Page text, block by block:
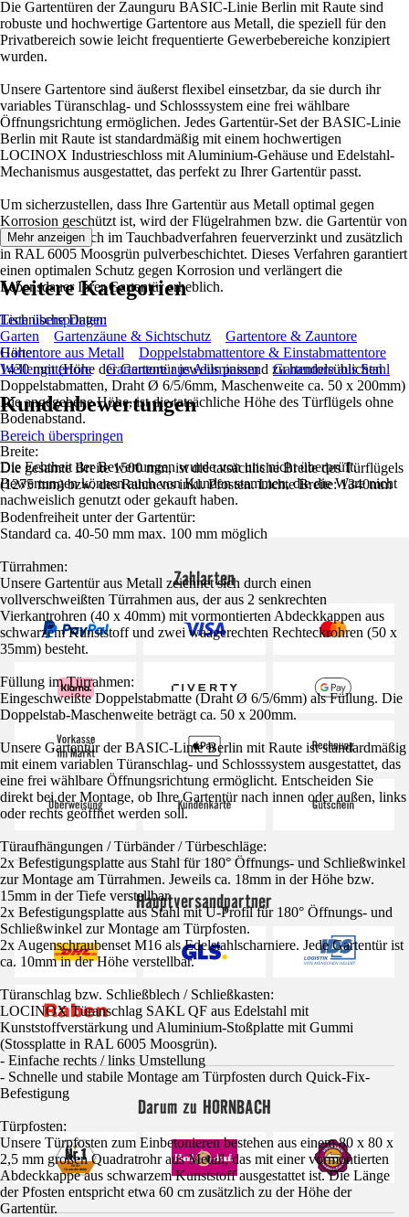
Die Gartentüren der Zaunguru BASIC-Linie Berlin mit Raute sind
robuste und hochwertige Gartentore aus Metall, die speziell für den
Privatbereich sowie leicht frequentierte Gewerbebereiche konzipiert
wurden.
Unsere Gartentore sind äußerst flexibel einsetzbar, da sie durch ihr
variables Türanschlag- und Schlosssystem eine frei wählbare
Öffnungsrichtung ermöglichen. Jedes Gartentür-Set der BASIC-Linie
Berlin mit Raute ist standardmäßig mit einem hochwertigen
LOCINOX Industrieschloss mit Aluminium-Gehäuse und Edelstahl-
Mechanismus ausgestattet, das perfekt zu Ihrer Gartentür passt.
Um sicherzustellen, dass Ihre Gartentür aus Metall optimal gegen
Korrosion geschützt ist, wird der Flügelrahmen bzw. die Gartentür von
uns ausschließlich im Tauchbadverfahren feuerverzinkt und zusätzlich
in RAL 6005 Moosgrün pulverbeschichtet. Dieses Verfahren garantiert
einen optimalen Schutz gegen Korrosion und verlängert die
Lebensdauer Ihrer Gartentür erheblich.
Technische Daten:
Höhe:
1430 mm (Höhe der Gartentür jeweils passend zu handelsüblichen
Doppelstabmatten, Draht Ø 6/5/6mm, Maschenweite ca. 50 x 200mm)
Die angegebene Höhe, ist die tatsächliche Höhe des Türflügels ohne
Bodenabstand.
Breite:
Die gesamte Breite 1500 mm, ist die tatsächliche Breite des Türflügels
(1275 mm) bzw. des Rahmens inkl. Pfosten. Lichte Breite: 1340mm
Bodenfreiheit unter der Gartentür:
Standard ca. 40-50 mm max. 100 mm möglich
Türrahmen:
Unsere Gartentür aus Metall zeichnet sich durch einen
vollverschweißten Türrahmen aus, der aus 2 senkrechten
Vierkantrohren (40 x 40mm) mit vormontierten Abdeckkappen aus
schwarzem Kunststoff und zwei waagerechten Rechteckrohren (50 x
35mm) besteht.
Füllung im Türrahmen:
Eingeschweißte Doppelstabmatte (Draht Ø 6/5/6mm) als Füllung. Die
Doppelstab-Maschenweite beträgt ca. 50 x 200mm.
Unsere Gartentür der BASIC-Linie Berlin mit Raute ist standardmäßig
mit einem variablen Türanschlag- und Schlosssystem ausgestattet, das
eine frei wählbare Öffnungsrichtung ermöglicht. Entscheiden Sie
direkt bei der Montage, ob Ihre Gartentür nach innen oder außen, links
oder rechts geöffnet werden soll.
Türaufhängungen / Türbänder / Türbeschläge:
2x Befestigungsplatte aus Stahl für 180° Öffnungs- und Schließwinkel
zur Montage am Türrahmen. Jeweils ca. 18mm in der Höhe bzw.
15mm in der Tiefe verstellbar.
2x Befestigungsplatte aus Stahl mit U-Profil für 180° Öffnungs- und
Schließwinkel zur Montage am Türpfosten.
2x Augenschraubenset M16 als Edelstahlscharniere. Jede Gartentür ist
ca. 10mm in der Höhe verstellbar.
Türanschlag bzw. Schließblech / Schließkasten:
LOCINOX Türanschlag SAKL QF aus Edelstahl mit
Kunststoffverstärkung und Aluminium-Stoßplatte mit Gummi
(Stossplatte in RAL 6005 Moosgrün).
- Einfache rechts / links Umstellung
- Schnelle und stabile Montage am Türpfosten durch Quick-Fix-
Befestigung
Türpfosten:
Unsere Türpfosten zum Einbetonieren bestehen aus einem 80 x 80 x
2,5 mm großen Quadratrohr aus Metall, das mit einer vormontierten
Abdeckkappe aus schwarzem Kunststoff ausgestattet ist. Die Länge
der Pfosten entspricht etwa 60 cm zusätzlich zu der Höhe der
Gartentür.
Mehr anzeigen
Weitere Kategorien
Liste überspringen
Garten
Gartenzäune & Sichtschutz
Gartentore & Zauntore
Gartentore aus Metall
Doppelstabmattentore & Einstabmattentore
Wellengittertore
Gartentore aus Aluminium Gartentore aus Stahl
Kundenbewertungen
Bereich überspringen
Die Echtheit der Bewertungen wurde von uns nicht überprüft.
Bewertungen können auch von Kunden stammen, die die Ware nicht
nachweislich genutzt oder gekauft haben.
Zahlarten
Hauptversandpartner
Darum zu HORNBACH